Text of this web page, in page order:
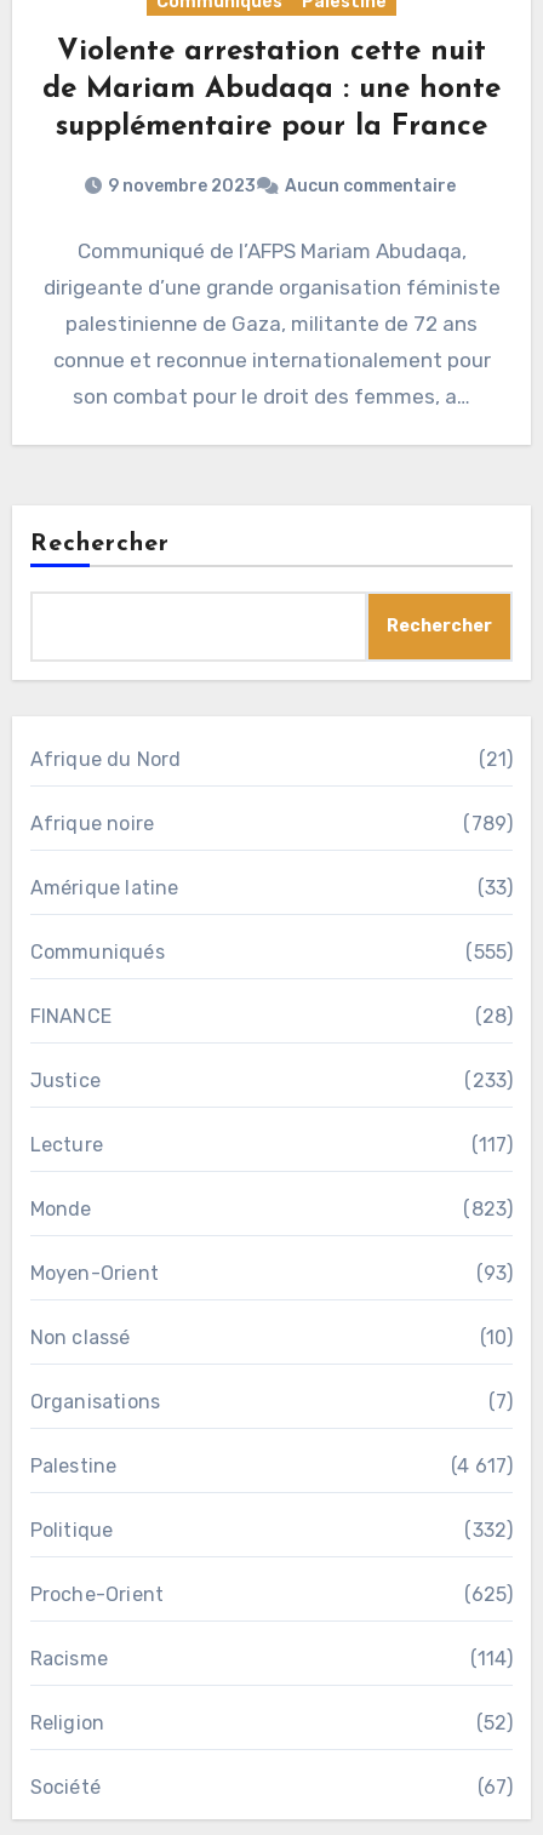
Violente arrestation cette nuit
de Mariam Abudaqa : une honte
supplémentaire pour la France
9 novembre 2023 Aucun commentaire
Communiqué de l’AFPS Mariam Abudaqa,
dirigeante d’une grande organisation féministe
palestinienne de Gaza, militante de 72 ans
connue et reconnue internationalement pour
son combat pour le droit des femmes, a…
Rechercher
Rechercher
Afrique du Nord (21)
Afrique noire (789)
Amérique latine (33)
Communiqués (555)
FINANCE (28)
Justice (233)
Lecture (117)
Monde (823)
Moyen-Orient (93)
Non classé (10)
Organisations (7)
Palestine (4 617)
Politique (332)
Proche-Orient (625)
Racisme (114)
Religion (52)
Société (67)